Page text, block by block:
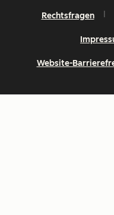
Rechtsfragen
Website-